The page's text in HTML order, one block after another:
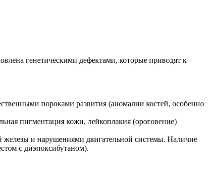
генетическими дефектами, которые приводят к
пороками развития (аномалии костей, особенно
пигментация кожи, лейкоплакия (ороговение)
железы и нарушениями двигательной системы. Наличие
с диэпоксибутаном).